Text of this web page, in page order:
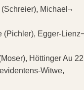
Michael¬
(Pichler), Egger-
Höttinger Au 22
Witwe,